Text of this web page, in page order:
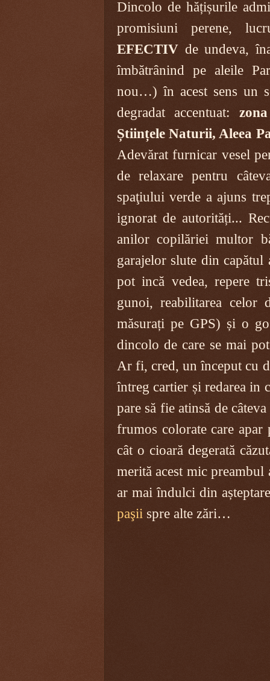
Dincolo de hățișurile
promisiuni perene,
EFECTIV de undeva,
îmbătrânind pe aleile
nou…) în acest sens un
degradat accentuat:
Științele Naturii, Aleea
Adevărat furnicar vesel
de relaxare pentru
spaţiului verde a ajuns
ignorat de autorități...
anilor copilăriei multor
garajelor slute din
pot incă vedea, repere
gunoi, reabilitarea celor
măsurați pe GPS) și o
dincolo de care se mai
Ar fi, cred, un început cu
întreg cartier și redarea in
pare să fie atinsă de
frumos colorate care
cât o cioară degerată
merită acest mic
ar mai îndulci din
paşii spre alte zări…